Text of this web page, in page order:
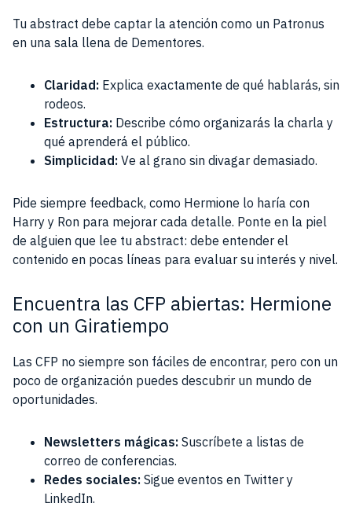
Tu abstract debe captar la atención como un Patronus
en una sala llena de Dementores.
Claridad: Explica exactamente de qué hablarás, sin
rodeos.
Estructura: Describe cómo organizarás la charla y
qué aprenderá el público.
Simplicidad: Ve al grano sin divagar demasiado.
Pide siempre feedback, como Hermione lo haría con
Harry y Ron para mejorar cada detalle. Ponte en la piel
de alguien que lee tu abstract: debe entender el
contenido en pocas líneas para evaluar su interés y nivel.
Encuentra las CFP abiertas: Hermione
con un Giratiempo
Las CFP no siempre son fáciles de encontrar, pero con un
poco de organización puedes descubrir un mundo de
oportunidades.
Newsletters mágicas: Suscríbete a listas de
correo de conferencias.
Redes sociales: Sigue eventos en Twitter y
LinkedIn.